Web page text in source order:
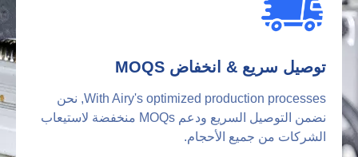
توصيل سريع & انخفاض MOQS
With Airy's optimized production processes, نحن
نضمن التوصيل السريع ودعم MOQs منخفضة لاستيعاب
الشركات من جميع الأحجام.